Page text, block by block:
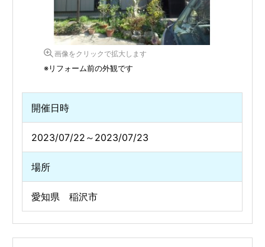
画像をクリックで拡大します
※リフォーム前の外観です
開催日時
2023/07/22～2023/07/23
場所
愛知県 稲沢市